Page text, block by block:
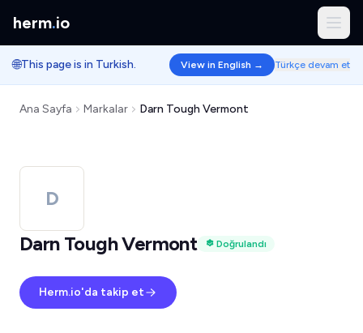
herm.io
🌐This page is in Turkish. View in English → Türkçe devam et
Ana Sayfa Markalar Darn Tough Vermont
D
Darn Tough Vermont
Doğrulandı
Herm.io'da takip et